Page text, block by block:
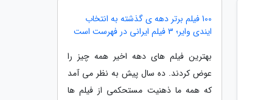
100 فیلم برتر دهه ی گذشته به انتخاب
ایندی وایر؛ 3 فیلم ایرانی در فهرست است
بهترین فیلم های دهه اخیر همه چیز را
عوض کردند. ده سال پیش به نظر می آمد
که همه ما ذهنیت مستحکمی از فیلم ها